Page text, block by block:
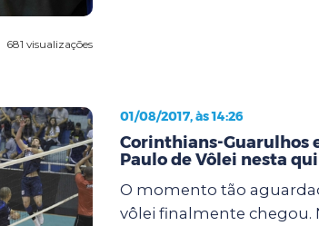
681 visualizações
01/08/2017, às 14:26
Corinthians-Guarulhos
Paulo de Vôlei nesta
O momento tão
vôlei finalmente chegou.